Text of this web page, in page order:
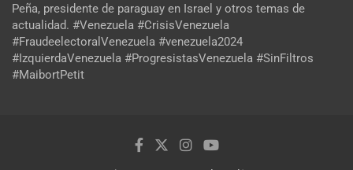
Peña, presidente de paraguay en Israel y otros temas de
actualidad. #Venezuela #CrisisVenezuela
#FraudeelectoralVenezuela #venezuela2024
#IzquierdaVenezuela #ProgresistasVenezuela #SinFiltros
#MaibortPetit